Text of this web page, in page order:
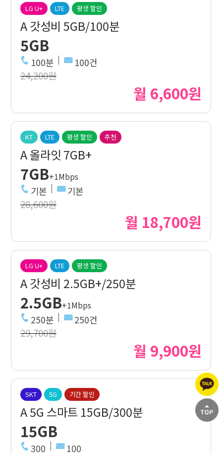
LG U+ LTE 평생 할인
A 갓성비 5GB/100분
5GB
100분 100건
24,200원
월 6,600원
KT LTE 평생 할인 추천
A 올라잇 7GB+
7GB+1Mbps
기본 기본
28,600원
월 18,700원
LG U+ LTE 평생 할인
A 갓성비 2.5GB+/250분
2.5GB+1Mbps
250분 250건
29,700원
월 9,900원
SKT 5G 기간 할인
A 5G 스마트 15GB/300분
15GB
300 100